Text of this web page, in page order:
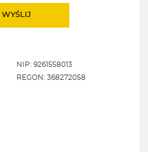
NIP: 9261558013
REGON: 368272058